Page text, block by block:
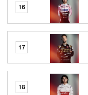
16
17
18